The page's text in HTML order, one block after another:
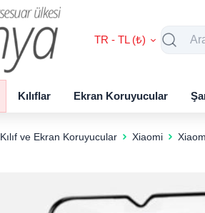
TR - TL (₺)
Kılıflar Ekran Koruyucular
Kılıf ve Ekran Koruyucular Xiaomi